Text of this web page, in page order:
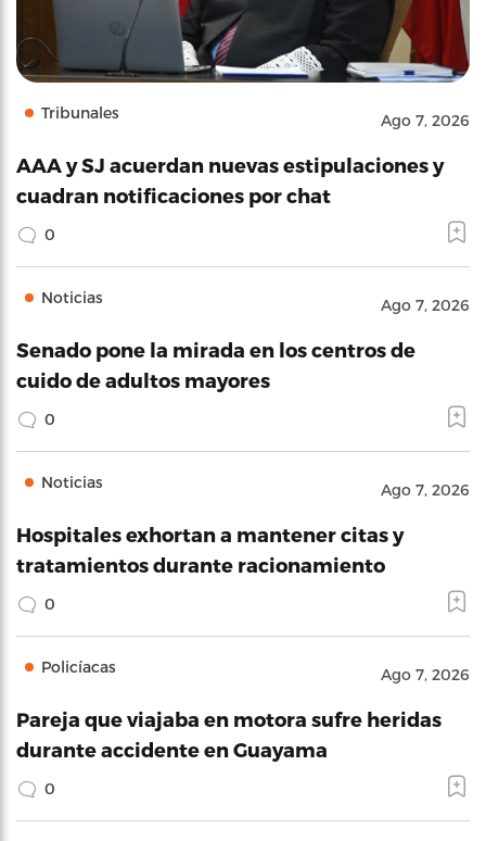
Tribunales Ago 7, 2026
AAA y SJ acuerdan nuevas estipulaciones y
cuadran notificaciones por chat
0
Noticias Ago 7, 2026
Senado pone la mirada en los centros de
cuido de adultos mayores
0
Noticias Ago 7, 2026
Hospitales exhortan a mantener citas y
tratamientos durante racionamiento
0
Policíacas Ago 7, 2026
Pareja que viajaba en motora sufre heridas
durante accidente en Guayama
0